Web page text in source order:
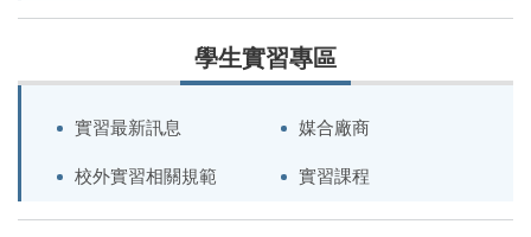
學生實習專區
實習最新訊息 媒合廠商
校外實習相關規範 實習課程